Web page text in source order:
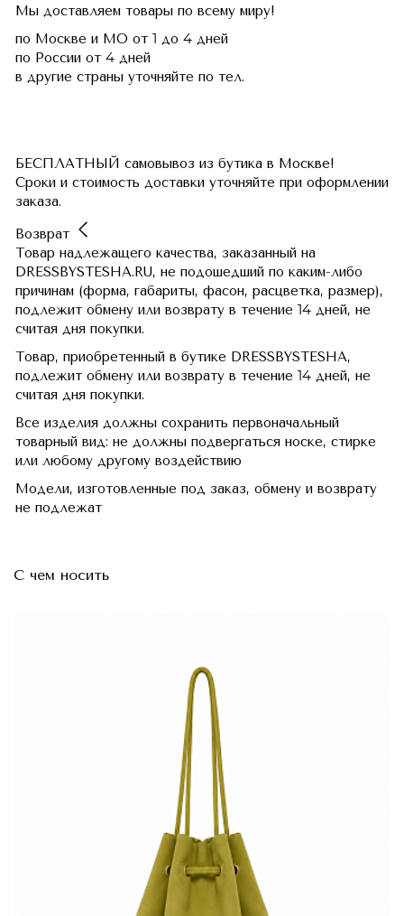
Мы доставляем товары по всему миру!
по Москве и МО от 1 до 4 дней
по России от 4 дней
в другие страны уточняйте по тел.
БЕСПЛАТНЫЙ самовывоз из бутика в Москве!
Сроки и стоимость доставки уточняйте при оформлении
заказа.
Возврат
Товар надлежащего качества, заказанный на
DRESSBYSTESHA.RU, не подошедший по каким-либо
причинам (форма, габариты, фасон, расцветка, размер),
подлежит обмену или возврату в течение 14 дней, не
считая дня покупки.
Товар, приобретенный в бутике DRESSBYSTESHA,
подлежит обмену или возврату в течение 14 дней, не
считая дня покупки.
Все изделия должны сохранить первоначальный
товарный вид: не должны подвергаться носке, стирке
или любому другому воздействию
Модели, изготовленные под заказ, обмену и возврату
не подлежат
С чем носить